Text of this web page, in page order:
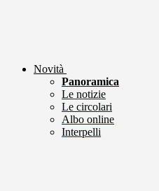
Novità
Panoramica
Le notizie
Le circolari
Albo online
Interpelli